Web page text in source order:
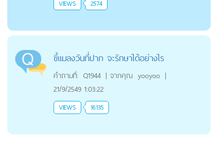
VIEWS 2574
ขี้แมลงวันที่ปาก จะรักษาได้อย่างไร
คำถามที่: Q1944 | จากคุณ yooyoo |
21/9/2549 1:03:22
VIEWS 16135